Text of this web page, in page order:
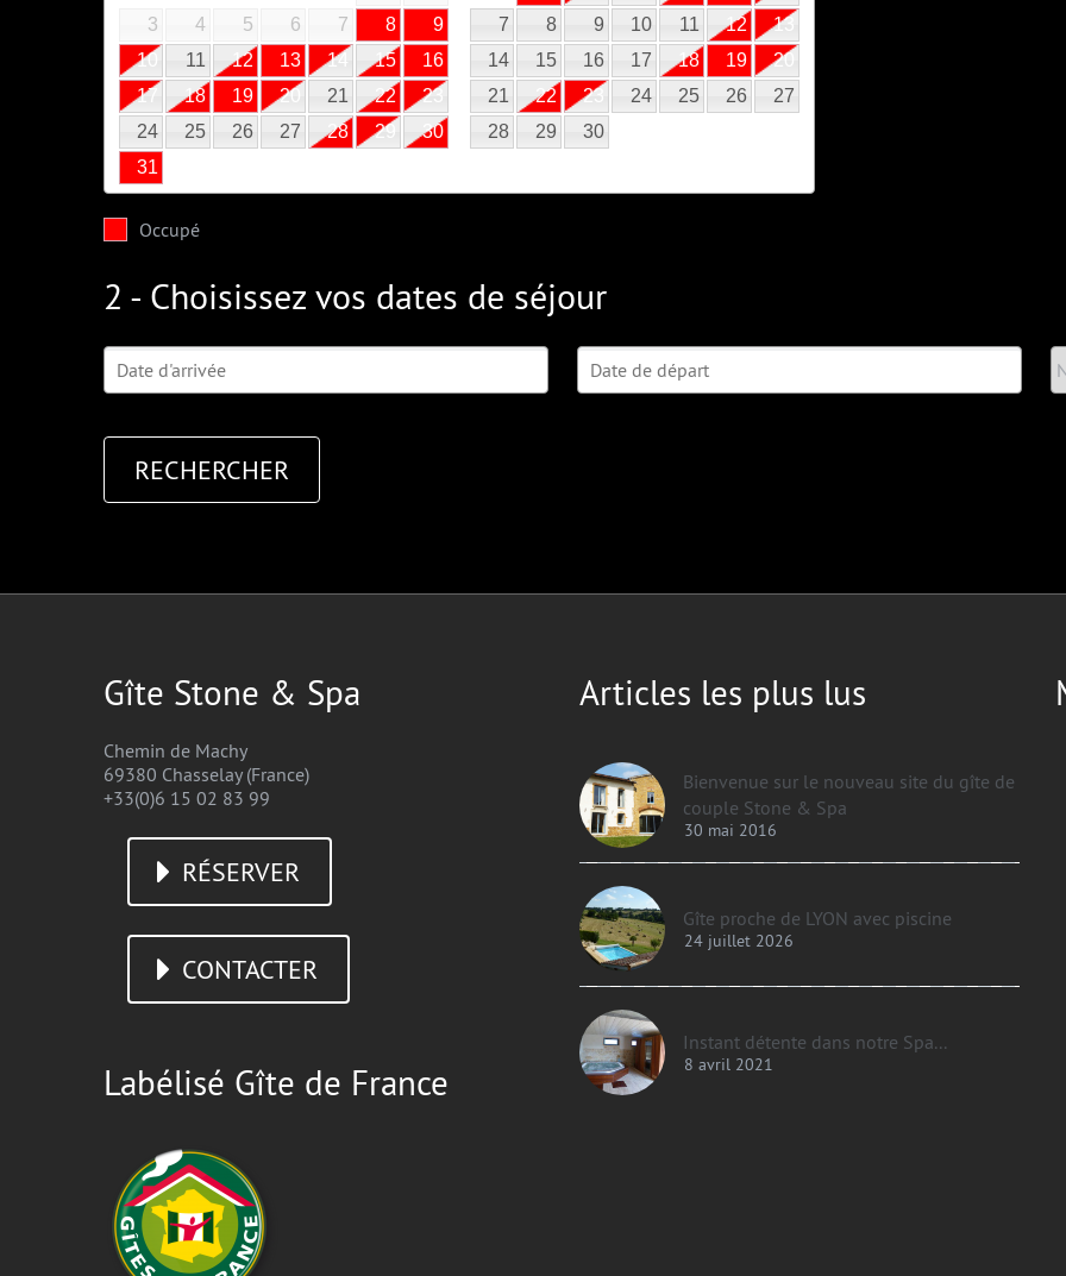
3
4 5 6 7 8
9
10
11 12 13 14 15
16
17
18 19 20 21 22
23
24
25 26 27 28 29
30
31
7
8 9 10 11 12
13
14
15 16 17 18 19
20
21
22 23 24 25 26
27
28
29 30
Occupé
2 - Choisissez vos dates de séjour
Gîte Stone & Spa
Chemin de Machy
69380 Chasselay (France)
+33(0)6 15 02 83 99
RÉSERVER
CONTACTER
Labélisé Gîte de France
Articles les plus lus
Bienvenue sur le nouveau site du gîte de
couple Stone & Spa
30 mai 2016
Gîte proche de LYON avec piscine
24 juillet 2026
Instant détente dans notre Spa...
8 avril 2021